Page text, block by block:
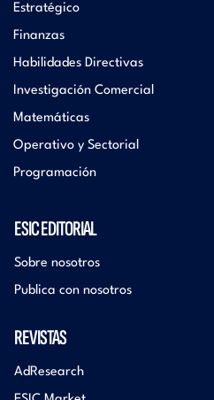
Estratégico
Finanzas
Habilidades Directivas
Investigación Comercial
Matemáticas
Operativo y Sectorial
Programación
ESIC EDITORIAL
Sobre nosotros
Publica con nosotros
REVISTAS
AdResearch